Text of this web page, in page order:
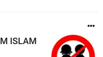
ISLAM